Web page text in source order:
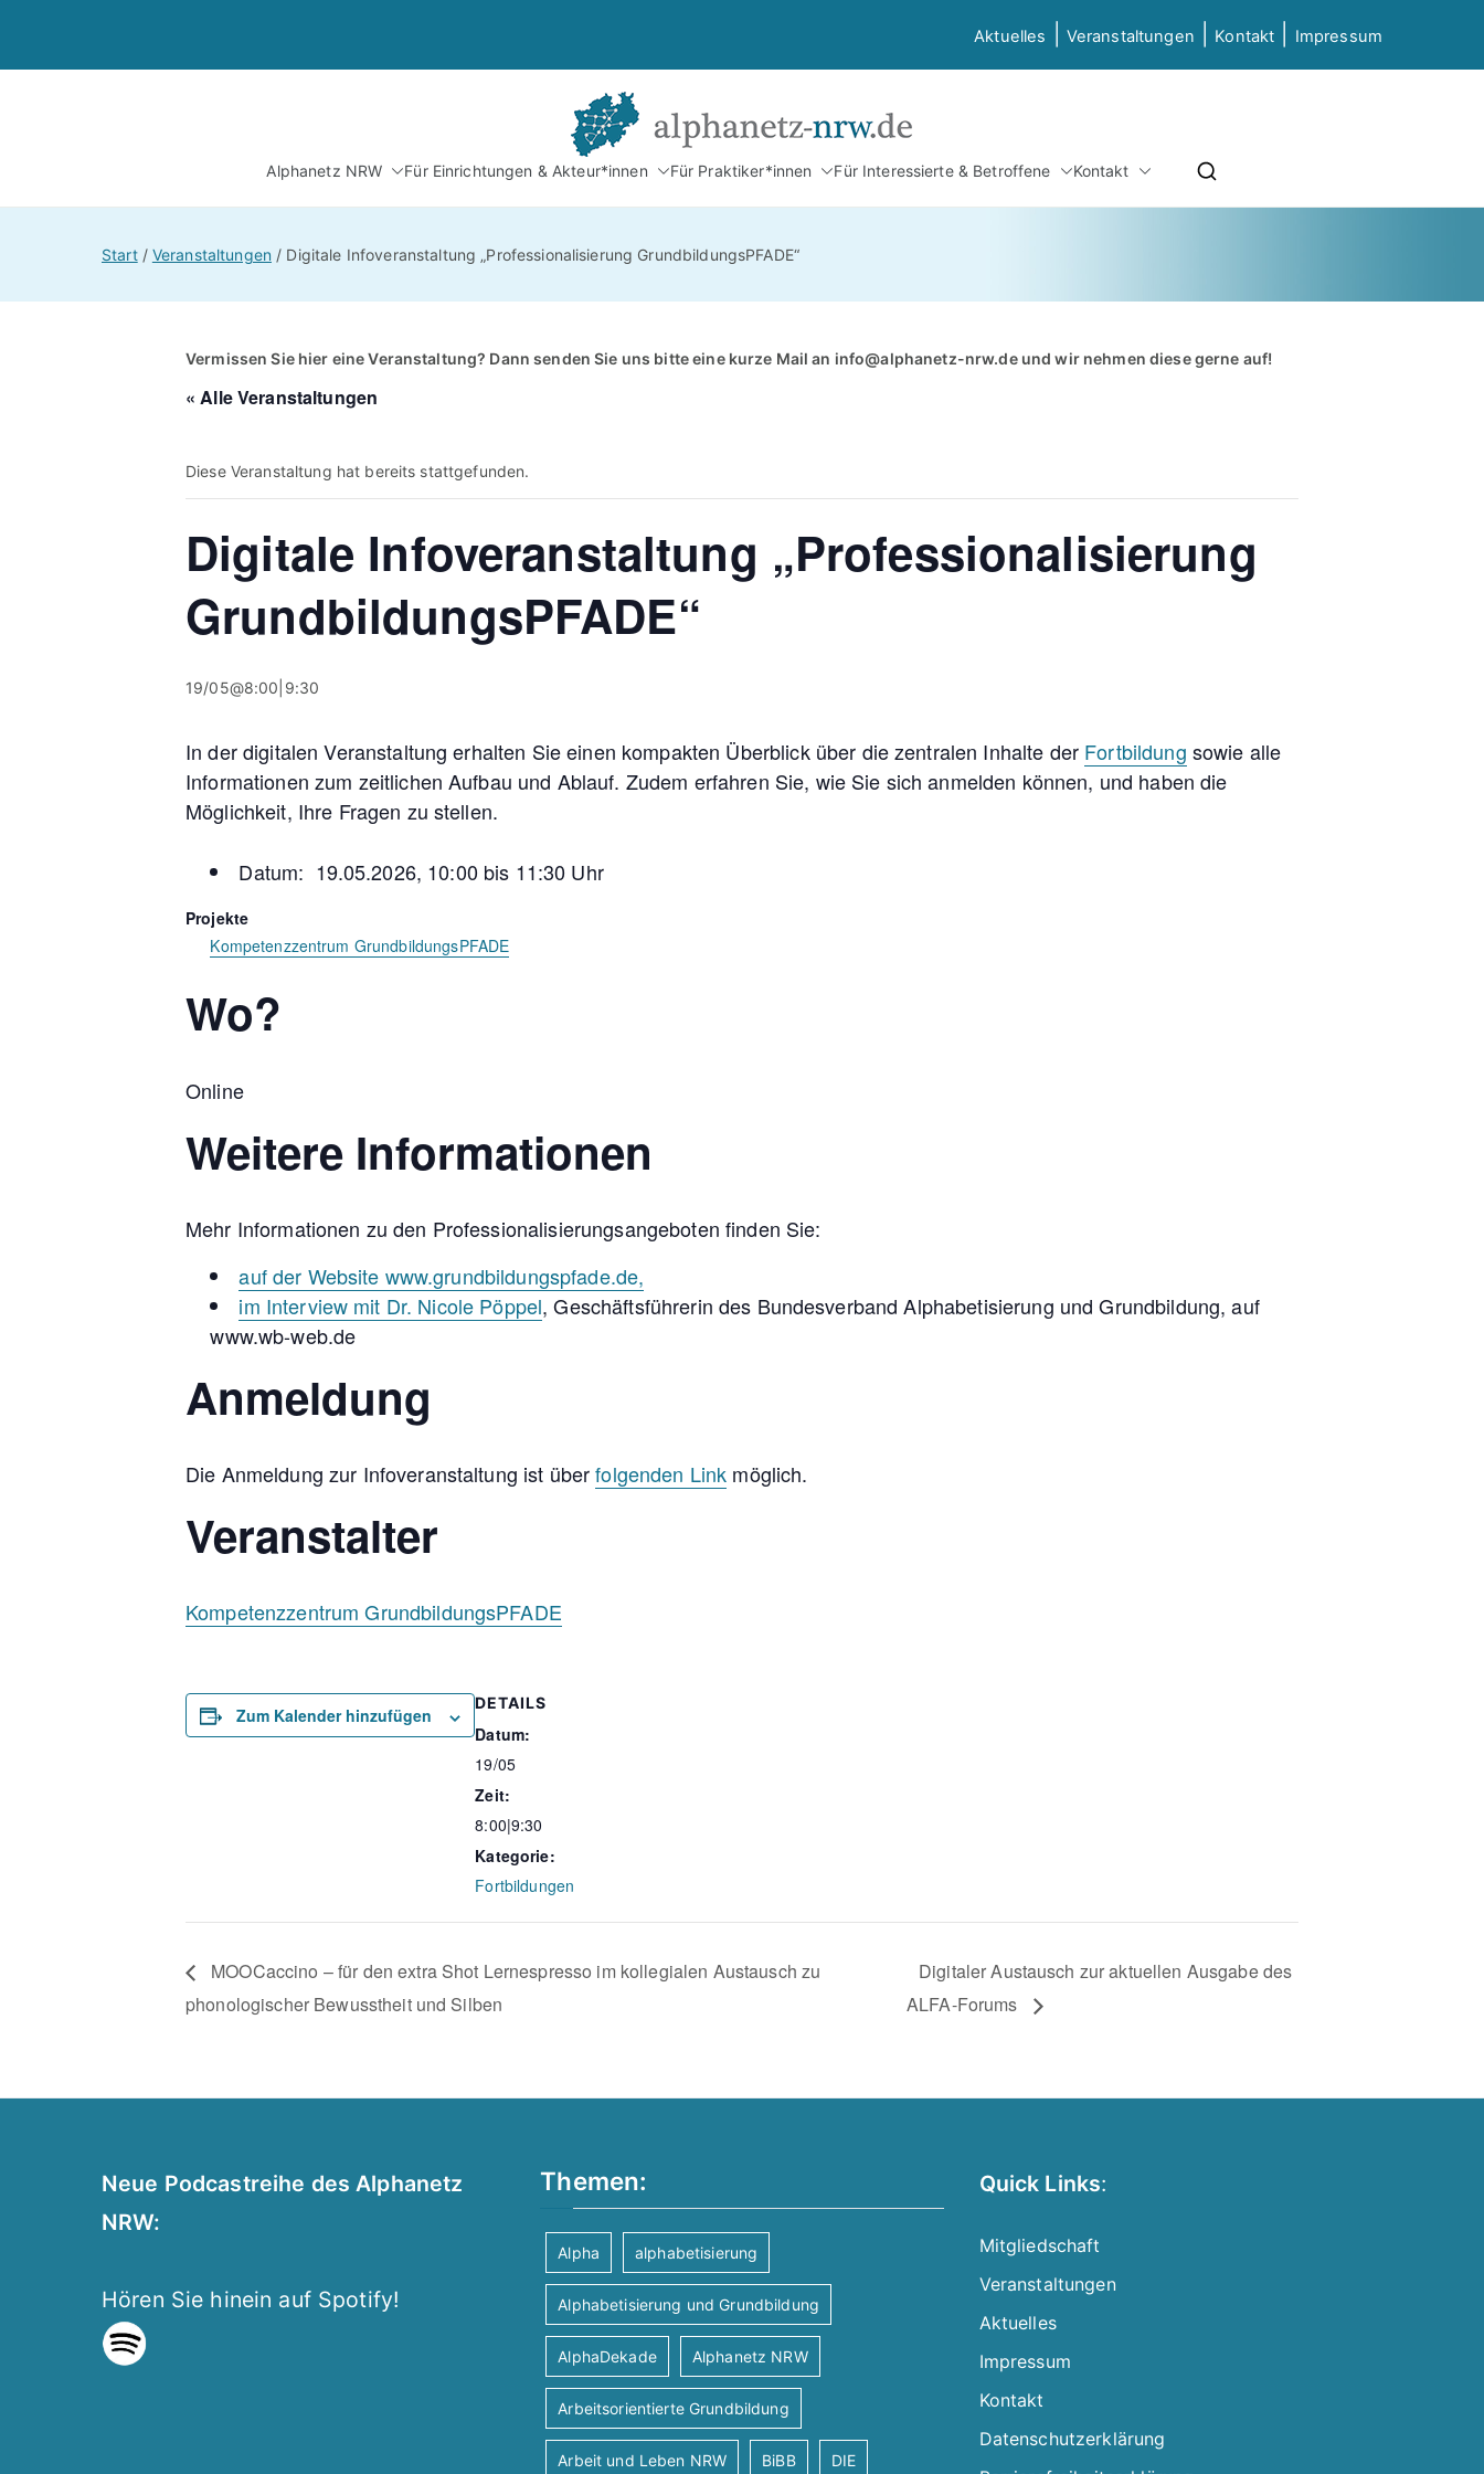
springen
Aktuelles Veranstaltungen Kontakt Impressum
Alphanetz NRW
Netzwerk Alphabetisierung & Grundbildung NRW
Alphanetz NRW Für Einrichtungen & Akteur*innen Für Praktiker*innen Für Interessierte & Betroffene Kontakt
Start Veranstaltungen Digitale Infoveranstaltung „Professionalisierung GrundbildungsPFADE“
Vermissen Sie hier eine Veranstaltung? Dann senden Sie uns bitte eine kurze Mail an info@alphanetz-nrw.deund wir nehmen diese gerne auf!
« Alle Veranstaltungen
Diese Veranstaltung hat bereits stattgefunden.
Digitale Infoveranstaltung „Professionalisierung
GrundbildungsPFADE“
19/05@8:00 9:30
In der digitalen Veranstaltung erhalten Sie einen kompakten Überblick über die zentralen Inhalte der Fortbildung sowie alle
Informationen zum zeitlichen Aufbau und Ablauf. Zudem erfahren Sie, wie Sie sich anmelden können, und haben die
Möglichkeit, Ihre Fragen zu stellen.
Datum: 19.05.2026, 10:00 bis 11:30 Uhr
Projekte
Kompetenzzentrum GrundbildungsPFADE
Wo?
Online
Weitere Informationen
Mehr Informationen zu den Professionalisierungsangeboten finden Sie:
auf der Website www.grundbildungspfade.de,
im Interview mit Dr. Nicole Pöppel, Geschäftsführerin des Bundesverband Alphabetisierung und Grundbildung, auf
www.wb-web.de
Anmeldung
Die Anmeldung zur Infoveranstaltung ist überfolgenden Link möglich.
Veranstalter
Kompetenzzentrum GrundbildungsPFADE
Zum Kalender hinzufügen
DETAILS
Datum:
19/05
Zeit:
8:00|9:30
Kategorie:
Fortbildungen
MOOCaccino – für den extra Shot Lernespresso im kollegialen Austausch zu
phonologischer Bewusstheit und Silben
Digitaler Austausch zur aktuellen Ausgabe des
ALFA-Forums
Neue Podcastreihe des Alphanetz
NRW:
Hören Sie hinein auf Spotify!
Themen:
Alpha alphabetisierung
Alphabetisierung und Grundbildung
AlphaDekade Alphanetz NRW
Arbeitsorientierte Grundbildung
Arbeit und Leben NRW BiBB DIE
Quick Links:
Mitgliedschaft
Veranstaltungen
Aktuelles
Impressum
Kontakt
Datenschutzerklärung